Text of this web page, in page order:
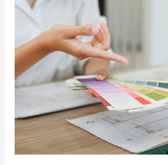
Bom
Profissional
Deve
Saber
sua
Cartela
Cores:
O
Poder
das